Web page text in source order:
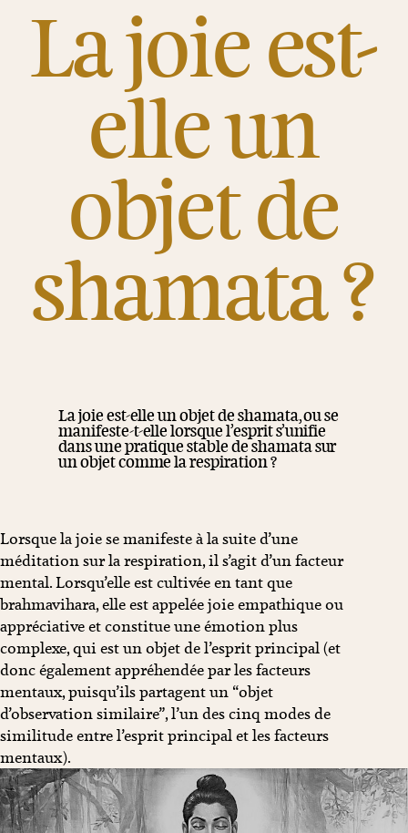
La joie est-
elle un
objet de
shamata ?
La joie est-elle un objet de shamata, ou se
manifeste-t-elle lorsque l’esprit s’unifie
dans une pratique stable de shamata sur
un objet comme la respiration ?
Lorsque la joie se manifeste à la suite d’une
méditation sur la respiration, il s’agit d’un facteur
mental. Lorsqu’elle est cultivée en tant que
brahmavihara, elle est appelée joie empathique ou
appréciative et constitue une émotion plus
complexe, qui est un objet de l’esprit principal (et
donc également appréhendée par les facteurs
mentaux, puisqu’ils partagent un “objet
d’observation similaire”, l’un des cinq modes de
similitude entre l’esprit principal et les facteurs
mentaux).